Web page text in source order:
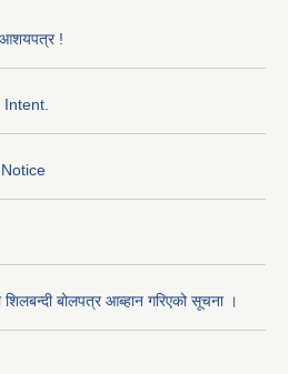
आशयपत्र !
Intent.
शिलबन्दी बोलपत्र आब्हान गरिएको सूचना ।